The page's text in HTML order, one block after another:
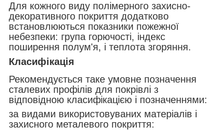
Для кожного виду полімерного захисно-
декоративного покриття додатково
встановлюються показники пожежної
небезпеки: група горючості, індекс
поширення полум'я, і теплота згоряння.
Класифікація
Рекомендується таке умовне позначення
сталевих профілів для покрівлі з
відповідною класифікацією і позначеннями:
за видами використовуваних матеріалів і
захисного металевого покриття: